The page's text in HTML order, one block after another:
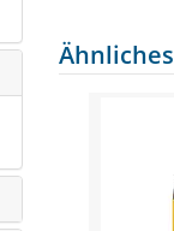
Ähnliches